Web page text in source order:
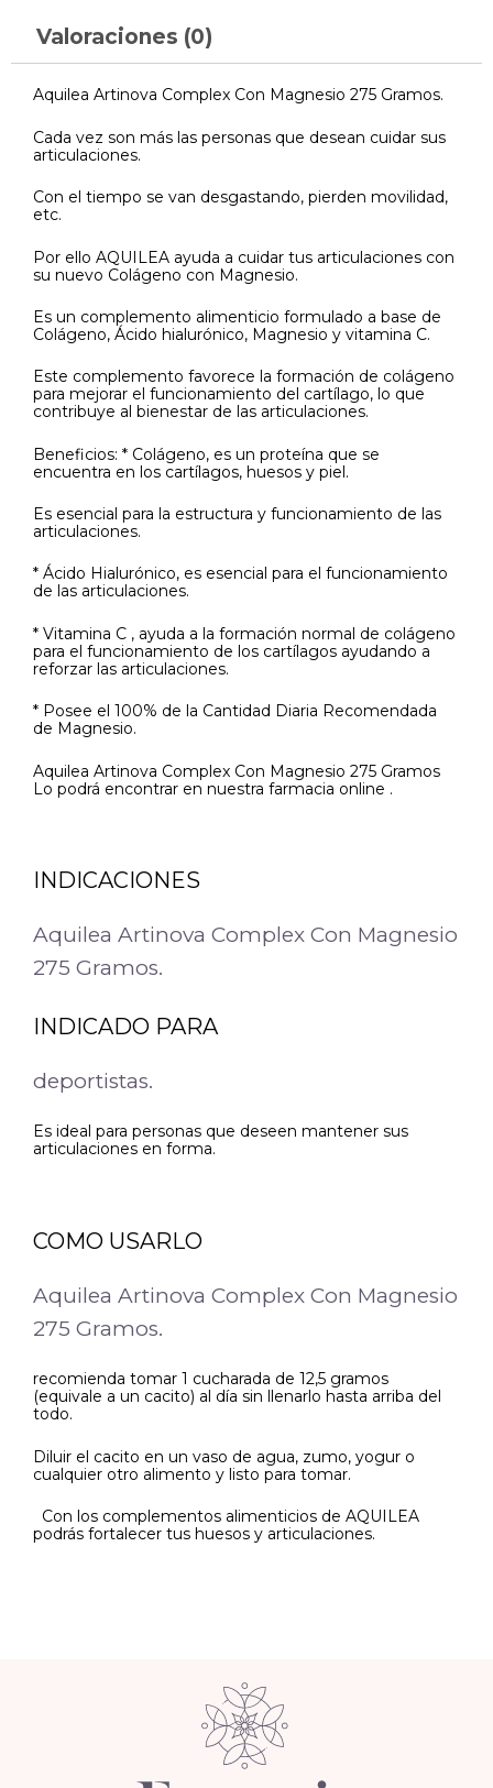
Valoraciones (0)
Aquilea Artinova Complex Con Magnesio 275 Gramos.
Cada vez son más las personas que desean cuidar sus
articulaciones.
Con el tiempo se van desgastando, pierden movilidad,
etc.
Por ello AQUILEA ayuda a cuidar tus articulaciones con
su nuevo Colágeno con Magnesio.
Es un complemento alimenticio formulado a base de
Colágeno, Ácido hialurónico, Magnesio y vitamina C.
Este complemento favorece la formación de colágeno
para mejorar el funcionamiento del cartílago, lo que
contribuye al bienestar de las articulaciones.
Beneficios: * Colágeno, es un proteína que se
encuentra en los cartílagos, huesos y piel.
Es esencial para la estructura y funcionamiento de las
articulaciones.
* Ácido Hialurónico, es esencial para el funcionamiento
de las articulaciones.
* Vitamina C , ayuda a la formación normal de colágeno
para el funcionamiento de los cartílagos ayudando a
reforzar las articulaciones.
* Posee el 100% de la Cantidad Diaria Recomendada
de Magnesio.
Aquilea Artinova Complex Con Magnesio 275 Gramos
Lo podrá encontrar en nuestra farmacia online .
INDICACIONES
Aquilea Artinova Complex Con Magnesio
275 Gramos.
INDICADO PARA
deportistas.
Es ideal para personas que deseen mantener sus
articulaciones en forma.
COMO USARLO
Aquilea Artinova Complex Con Magnesio
275 Gramos.
recomienda tomar 1 cucharada de 12,5 gramos
(equivale a un cacito) al día sin llenarlo hasta arriba del
todo.
Diluir el cacito en un vaso de agua, zumo, yogur o
cualquier otro alimento y listo para tomar.
Con los complementos alimenticios de AQUILEA
podrás fortalecer tus huesos y articulaciones.